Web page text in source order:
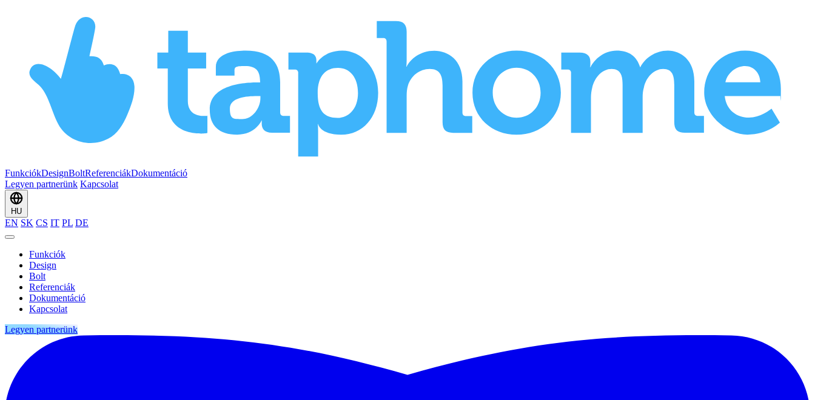
FunkciókDesignBoltReferenciákDokumentáció
Legyen partnerünk Kapcsolat
HU
EN SK CS IT PL DE
Funkciók
Design
Bolt
Referenciák
Dokumentáció
Kapcsolat
Legyen partnerünk